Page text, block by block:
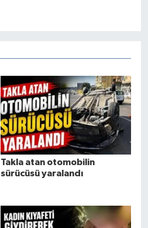
Takla atan otomobilin
sürücüsü yaralandı